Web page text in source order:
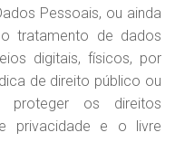
Pessoais, ou ainda
tratamento de dados
digitais, físicos, por
de direito público ou
os direitos
privacidade e o livre